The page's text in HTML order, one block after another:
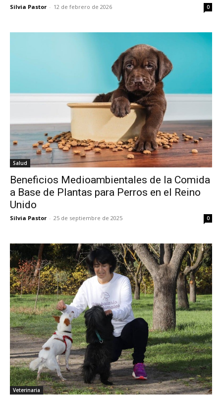
Silvia Pastor - 12 de febrero de 2026 0
Salud
Beneficios Medioambientales de la Comida
a Base de Plantas para Perros en el Reino
Unido
Silvia Pastor - 25 de septiembre de 2025 0
Veterinaria